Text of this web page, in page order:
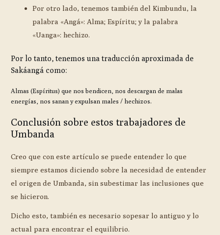
Por otro lado, tenemos también del Kimbundu, la
palabra «Angá»: Alma; Espíritu; y la palabra
«Uanga»: hechizo.
Por lo tanto, tenemos una traducción aproximada de
Sakáangá como:
Almas (Espíritus) que nos bendicen, nos descargan de malas
energías, nos sanan y expulsan males / hechizos.
Conclusión sobre estos trabajadores de
Umbanda
Creo que con este artículo se puede entender lo que
siempre estamos diciendo sobre la necesidad de entender
el origen de Umbanda, sin subestimar las inclusiones que
se hicieron.
Dicho esto, también es necesario sopesar lo antiguo y lo
actual para encontrar el equilibrio.